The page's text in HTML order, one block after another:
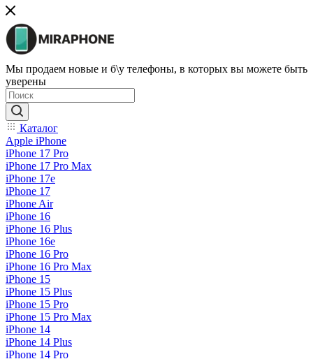
Мы продаем новые и б\у телефоны, в которых вы можете быть
уверены
Каталог
Apple iPhone
iPhone 17 Pro
iPhone 17 Pro Max
iPhone 17e
iPhone 17
iPhone Air
iPhone 16
iPhone 16 Plus
iPhone 16e
iPhone 16 Pro
iPhone 16 Pro Max
iPhone 15
iPhone 15 Plus
iPhone 15 Pro
iPhone 15 Pro Max
iPhone 14
iPhone 14 Plus
iPhone 14 Pro